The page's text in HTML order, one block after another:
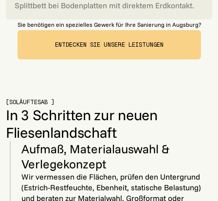
Splittbett bei Bodenplatten mit direktem Erdkontakt.
Sie benötigen ein spezielles Gewerk für Ihre Sanierung in Augsburg?
ENTDECKEN SIE UNSERE LEISTUNGEN
[SOLÄUFTESAB ]
In 3 Schritten zur neuen
Fliesenlandschaft
Aufmaß, Materialauswahl &
Verlegekonzept
Wir vermessen die Flächen, prüfen den Untergrund
(Estrich-Restfeuchte, Ebenheit, statische Belastung)
und beraten zur Materialwahl. Großformat oder